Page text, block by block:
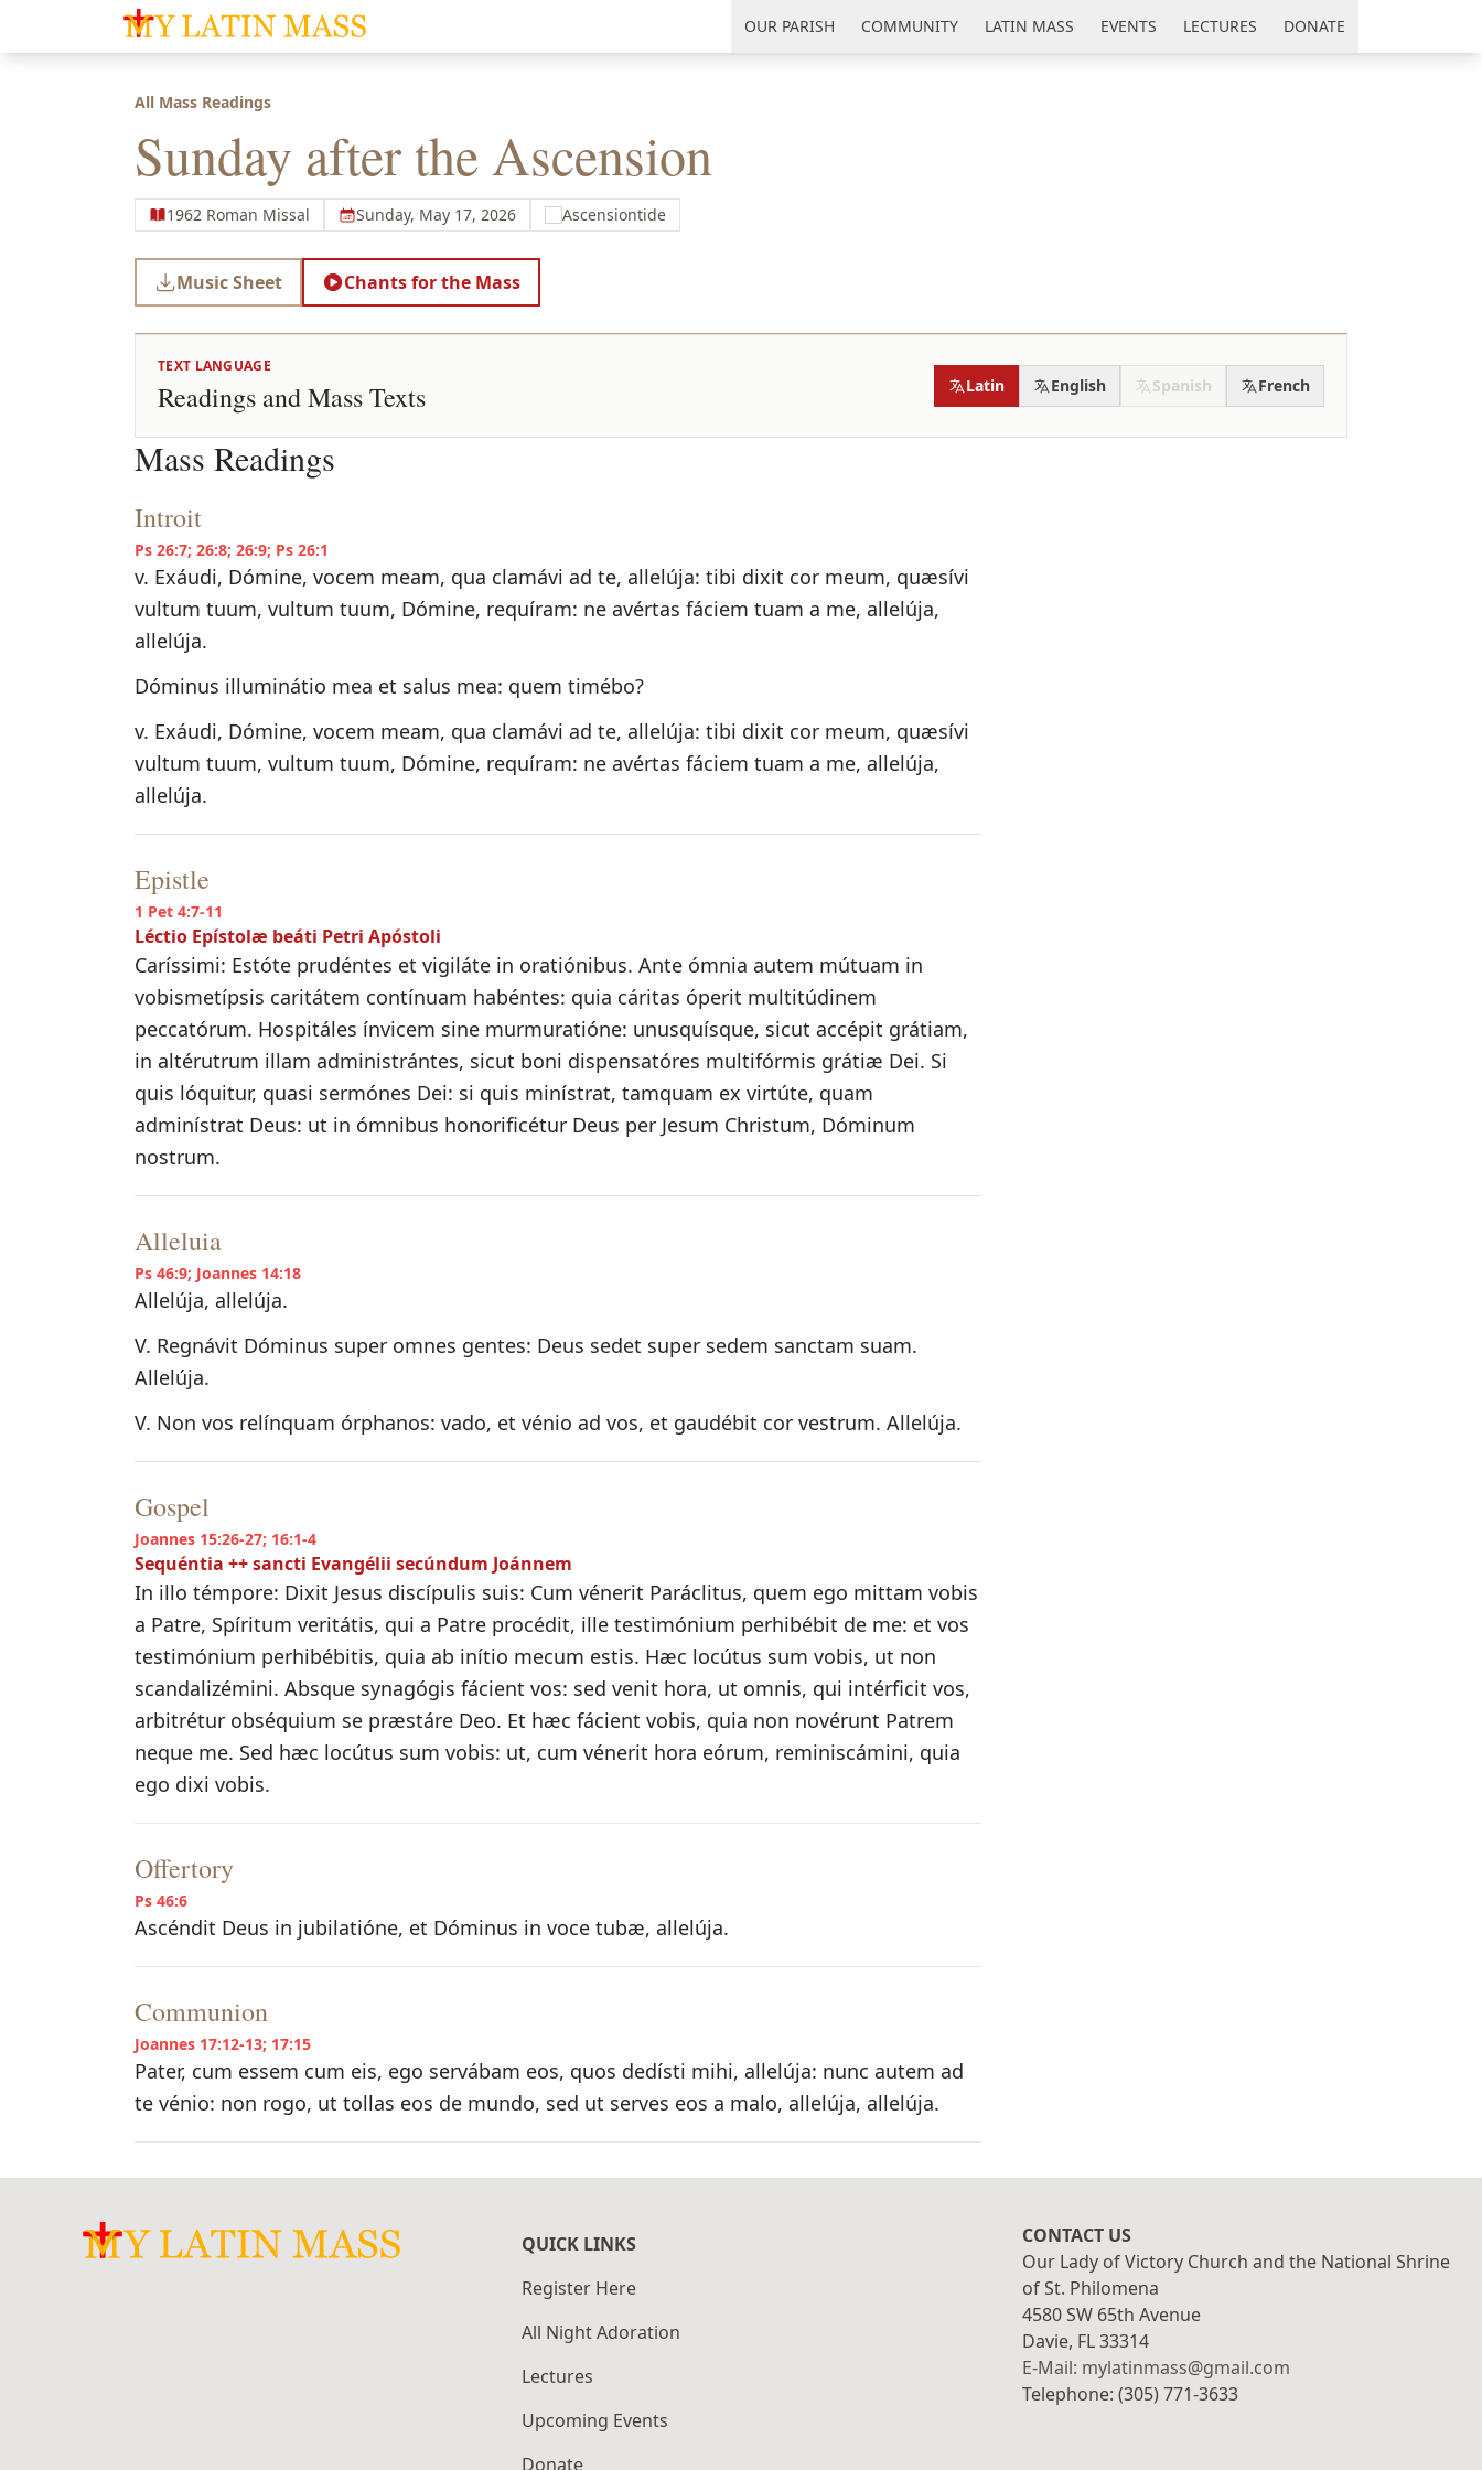
My Latin Mass - Traditional Latin Mass of South Florida OUR PARISH COMMUNITY LATIN MASS EVENTS LECTURES DONATE
All Mass Readings
Sunday after the Ascension
1962 Roman Missal Sunday, May 17, 2026 Ascensiontide
Music Sheet Chants for the Mass
TEXT LANGUAGE
Readings and Mass Texts Latin English Spanish French
Mass Readings
Introit
Ps 26:7; 26:8; 26:9; Ps 26:1
v. Exáudi, Dómine, vocem meam, qua clamávi ad te, allelúja: tibi dixit cor meum, quæsívi
vultum tuum, vultum tuum, Dómine, requíram: ne avértas fáciem tuam a me, allelúja,
allelúja.
Dóminus illuminátio mea et salus mea: quem timébo?
v. Exáudi, Dómine, vocem meam, qua clamávi ad te, allelúja: tibi dixit cor meum, quæsívi
vultum tuum, vultum tuum, Dómine, requíram: ne avértas fáciem tuam a me, allelúja,
allelúja.
Epistle
1 Pet 4:7-11
Léctio Epístolæ beáti Petri Apóstoli
Caríssimi: Estóte prudéntes et vigiláte in oratiónibus. Ante ómnia autem mútuam in
vobismetípsis caritátem contínuam habéntes: quia cáritas óperit multitúdinem
peccatórum. Hospitáles ínvicem sine murmuratióne: unusquísque, sicut accépit grátiam,
in altérutrum illam administrántes, sicut boni dispensatóres multifórmis grátiæ Dei. Si
quis lóquitur, quasi sermónes Dei: si quis minístrat, tamquam ex virtúte, quam
adminístrat Deus: ut in ómnibus honorificétur Deus per Jesum Christum, Dóminum
nostrum.
Alleluia
Ps 46:9; Joannes 14:18
Allelúja, allelúja.
V. Regnávit Dóminus super omnes gentes: Deus sedet super sedem sanctam suam.
Allelúja.
V. Non vos relínquam órphanos: vado, et vénio ad vos, et gaudébit cor vestrum. Allelúja.
Gospel
Joannes 15:26-27; 16:1-4
Sequéntia ++ sancti Evangélii secúndum Joánnem
In illo témpore: Dixit Jesus discípulis suis: Cum vénerit Paráclitus, quem ego mittam vobis
a Patre, Spíritum veritátis, qui a Patre procédit, ille testimónium perhibébit de me: et vos
testimónium perhibébitis, quia ab inítio mecum estis. Hæc locútus sum vobis, ut non
scandalizémini. Absque synagógis fácient vos: sed venit hora, ut omnis, qui intérficit vos,
arbitrétur obséquium se præstáre Deo. Et hæc fácient vobis, quia non novérunt Patrem
neque me. Sed hæc locútus sum vobis: ut, cum vénerit hora eórum, reminiscámini, quia
ego dixi vobis.
Offertory
Ps 46:6
Ascéndit Deus in jubilatióne, et Dóminus in voce tubæ, allelúja.
Communion
Joannes 17:12-13; 17:15
Pater, cum essem cum eis, ego servábam eos, quos dedísti mihi, allelúja: nunc autem ad
te vénio: non rogo, ut tollas eos de mundo, sed ut serves eos a malo, allelúja, allelúja.
QUICK LINKS
Register Here
All Night Adoration
Lectures
Upcoming Events
Donate
CONTACT US
Our Lady of Victory Church and the National Shrine
of St. Philomena
4580 SW 65th Avenue
Davie, FL 33314
E-Mail: mylatinmass@gmail.com
Telephone: (305) 771-3633